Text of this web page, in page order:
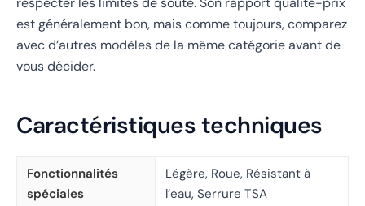
est généralement bon, mais comme toujours, comparez
avec d’autres modèles de la même catégorie avant de
vous décider.
Caractéristiques techniques
Fonctionnalités
spéciales
Légère, Roue, Résistant à
l’eau, Serrure TSA